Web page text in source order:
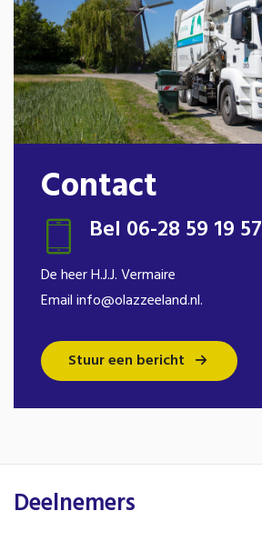
Contact
Bel 06-28 59 19 57
De heer H.J.J. Vermaire
Email info@olazzeeland.nl.
Stuur een bericht
Deelnemers